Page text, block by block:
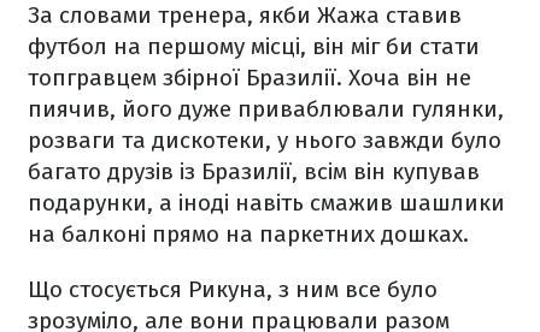
За словами тренера, якби Жажа ставив
футбол на першому місці, він міг би стати
топгравцем збірної Бразилії. Хоча він не
пиячив, його дуже приваблювали гулянки,
розваги та дискотеки, у нього завжди було
багато друзів із Бразилії, всім він купував
подарунки, а іноді навіть смажив шашлики
на балконі прямо на паркетних дошках.
Що стосується Рикуна, з ним все було
зрозуміло, але вони працювали разом